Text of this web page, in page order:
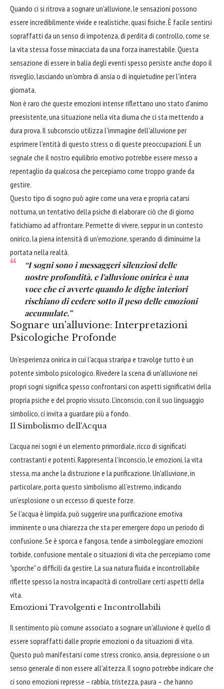
Quando ci si ritrova a sognare un'alluvione, le sensazioni possono
essere incredibilmente vivide e realistiche, quasi fisiche. È facile sentirsi
sopraffatti da un senso di impotenza, di perdita di controllo, come se
la vita stessa fosse minacciata da una forza inarrestabile. Questa
sensazione di essere in balia degli eventi spesso persiste anche dopo il
risveglio, lasciando un'ombra di ansia o di inquietudine per l'intera
giornata.
Non è raro che queste emozioni intense riflettano uno stato d'animo
preesistente, una situazione nella vita diurna che ci sta mettendo a
dura prova. Il subconscio utilizza l'immagine dell'alluvione per
esprimere l'entità di questo stress o di queste preoccupazioni. È un
segnale che il nostro equilibrio emotivo potrebbe essere messo a
repentaglio da qualcosa che percepiamo come troppo grande da
gestire.
Questo tipo di sogno può agire come una vera e propria catarsi
notturna, un tentativo della psiche di elaborare ciò che di giorno
fatichiamo ad affrontare. Permette di vivere, seppur in un contesto
onirico, la piena intensità di un'emozione, sperando di diminuirne la
portata nella realtà.
“I sogni sono i messaggeri silenziosi delle
nostre profondità, e l'alluvione onirica è una
voce che ci avverte quando le dighe interiori
rischiano di cedere sotto il peso delle emozioni
accumulate.”
Sognare un'alluvione: Interpretazioni
Psicologiche Profonde
Un'esperienza onirica in cui l'acqua straripa e travolge tutto è un
potente simbolo psicologico. Rivedere la scena di un'alluvione nei
propri sogni significa spesso confrontarsi con aspetti significativi della
propria psiche e del proprio vissuto. L'inconscio, con il suo linguaggio
simbolico, ci invita a guardare più a fondo.
Il Simbolismo dell'Acqua
L'acqua nei sogni è un elemento primordiale, ricco di significati
contrastanti e potenti. Rappresenta l'inconscio, le emozioni, la vita
stessa, ma anche la distruzione e la purificazione. Un'alluvione, in
particolare, porta questo simbolismo all'estremo, indicando
un'esplosione o un eccesso di queste forze.
Se l'acqua è limpida, può suggerire una purificazione emotiva
imminente o una chiarezza che sta per emergere dopo un periodo di
confusione. Se è sporca e fangosa, tende a simboleggiare emozioni
torbide, confusione mentale o situazioni di vita che percepiamo come
"sporche" o difficili da gestire. La sua natura fluida e incontrollabile
riflette spesso la nostra incapacità di controllare certi aspetti della
vita.
Emozioni Travolgenti e Incontrollabili
Il sentimento più comune associato a sognare un'alluvione è quello di
essere sopraffatti dalle proprie emozioni o da situazioni di vita.
Questo può manifestarsi come stress cronico, ansia, depressione o un
senso generale di non essere all'altezza. Il sogno potrebbe indicare che
ci sono emozioni represse – rabbia, tristezza, paura – che hanno